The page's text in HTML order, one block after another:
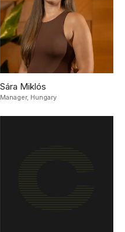
Sára Miklós
Manager, Hungary